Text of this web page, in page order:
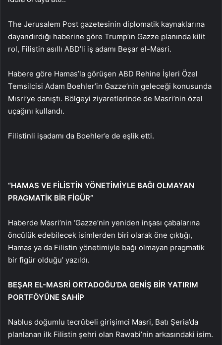
The Jerusalem Post gazetesinin diplomatik kaynaklarına
dayandırdığı haberine göre Trump’ın Gazze planında kilit
rol, Filistin asıllı ABD’li iş adamı Beşar el-Masri.
Habere göre Hamas’la görüşen ABD Rehine İşleri Özel
Temsilcisi Adam Boehler’in Gazze’nin geleceği konusunda
Mısri’ye danıştı. Bölgeyi ziyaretlerinde de Masri’nin özel
uçağını kullandı.
Filistinli işadamı da Boehler’e de eşlik etti.
“HAMAS VE FİLİSTİN YÖNETİMİYLE BAĞI OLMAYAN
PRAGMATİK BİR FİGÜR”
Haberde Masri’nin ‘Gazze’nin yeniden inşası çabalarına
öncülük edebilecek isimlerden biri olarak öne çıktığı,
Hamas ya da Filistin yönetimiyle bağı olmayan pragmatik
bir figür olduğu’ yazıldı.
BEŞAR EL-MASRİ ORTADOĞU’DA GENİŞ BİR YATIRIM
PORTFÖYÜNE SAHİP
Nablus doğumlu tecrübeli girişimci Masri, Batı Şeria’da
planlanan ilk Filistin şehri olan Rawabi’nin arkasındaki isim.